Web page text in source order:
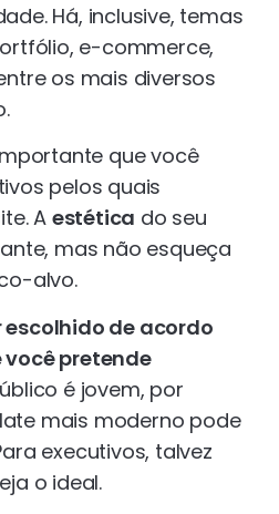
Há, inclusive, temas
e-commerce,
os mais diversos
que você
pelos quais
A estética do seu
mas não esqueça
alvo.
escolhido de acordo
pretende
é jovem, por
mais moderno pode
executivos, talvez
o ideal.